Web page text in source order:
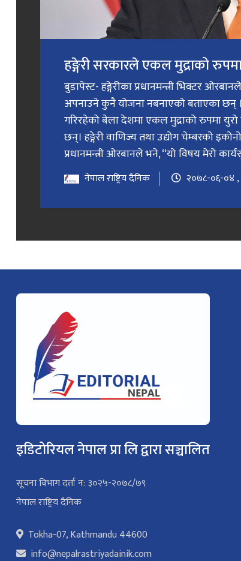
हङ्गेरी सरकारले एकल मुद्राको रुपमा
बुडापेस्ट- हङ्गेरीका प्रधानमन्त्री भिक्टर
अपनाउने कुनै योजना नबनाएको बताएका
गरिरहेको बेला देशमा एकल मुद्राको रुपमा
छन्। हङ्गेरी वाणिज्य तथा उद्योग चेम्बरको
प्रधानमन्त्री ओरबानले भने, “यो विषय मेरो
नेपाल राष्ट्रिय दैनिक २०७८-०६-०४ ,
इडिटोरियल नेपाल प्रा लि द्वारा सञ्चालित
सूचना विभाग दर्ता न: ३०२५-२०७८/७९
नेपाल राष्ट्रिय दैनिक
Tokha-07, Kathmandu 44600
info@nepalrastriyadainik.com